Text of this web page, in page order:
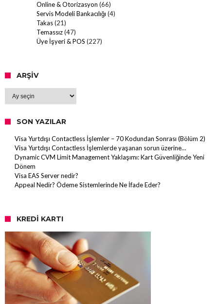
Online & Otorizasyon (66)
Servis Modeli Bankacılığı (4)
Takas(21)
Temassız(47)
Üye İşyeri & POS (227)
ARŞIV
SON YAZILAR
Visa Yurtdışı Contactless İşlemler – 70 Kodundan Sonrası (Bölüm 2)
Visa Yurtdışı Contactless İşlemlerde yaşanan sorun üzerine…
Dynamic CVM Limit Management Yaklaşımı: Kart Güvenliğinde Yeni
Dönem
Visa EAS Server nedir?
Appeal Nedir? Ödeme Sistemlerinde Ne İfade Eder?
KREDI KARTI